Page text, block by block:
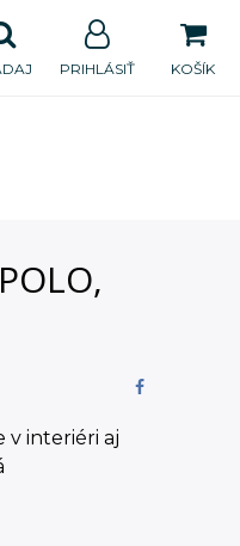
KOŠÍK
PRIHLÁSIŤ
v interiéri aj